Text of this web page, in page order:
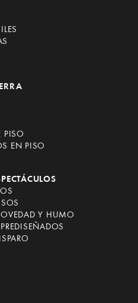
PISO
EN PISO
Y HUMO